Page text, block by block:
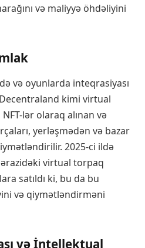
və maliyyə öhdəliyini
və oyunlarda inteqrasiyası
kimi virtual
lər olaraq alınan və
yerləşmədən və bazar
2025-ci ildə
virtual torpaq
satıldı ki, bu da bu
və qiymətləndirməni
və İntellektual